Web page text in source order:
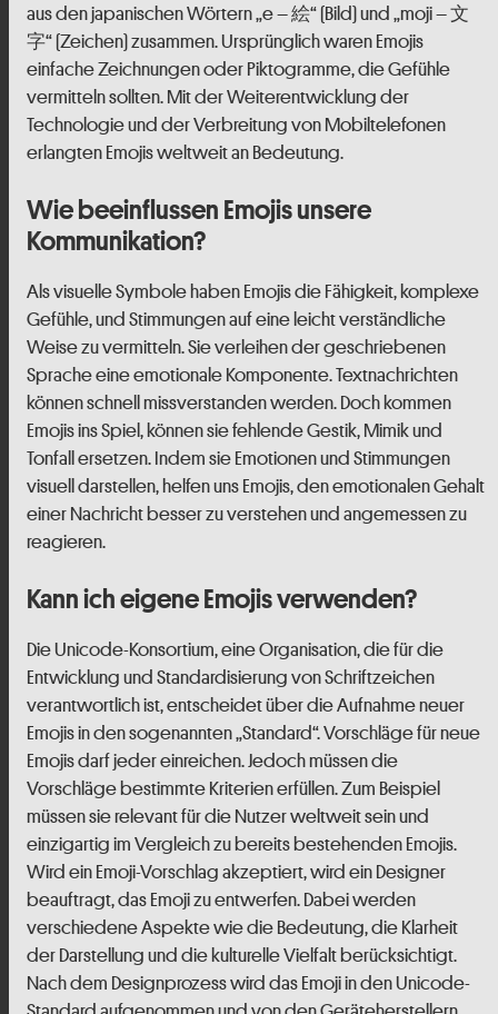
aus den japanischen Wörtern „e – 絵“ (Bild) und „moji – 文
字“ (Zeichen) zusammen. Ursprünglich waren Emojis
einfache Zeichnungen oder Piktogramme, die Gefühle
vermitteln sollten. Mit der Weiterentwicklung der
Technologie und der Verbreitung von Mobiltelefonen
erlangten Emojis weltweit an Bedeutung.
Wie beeinflussen Emojis unsere
Kommunikation?
Als visuelle Symbole haben Emojis die Fähigkeit, komplexe
Gefühle, und Stimmungen auf eine leicht verständliche
Weise zu vermitteln. Sie verleihen der geschriebenen
Sprache eine emotionale Komponente. Textnachrichten
können schnell missverstanden werden. Doch kommen
Emojis ins Spiel, können sie fehlende Gestik, Mimik und
Tonfall ersetzen. Indem sie Emotionen und Stimmungen
visuell darstellen, helfen uns Emojis, den emotionalen Gehalt
einer Nachricht besser zu verstehen und angemessen zu
reagieren.
Kann ich eigene Emojis verwenden?
Die Unicode-Konsortium, eine Organisation, die für die
Entwicklung und Standardisierung von Schriftzeichen
verantwortlich ist, entscheidet über die Aufnahme neuer
Emojis in den sogenannten „Standard“. Vorschläge für neue
Emojis darf jeder einreichen. Jedoch müssen die
Vorschläge bestimmte Kriterien erfüllen. Zum Beispiel
müssen sie relevant für die Nutzer weltweit sein und
einzigartig im Vergleich zu bereits bestehenden Emojis.
Wird ein Emoji-Vorschlag akzeptiert, wird ein Designer
beauftragt, das Emoji zu entwerfen. Dabei werden
verschiedene Aspekte wie die Bedeutung, die Klarheit
der Darstellung und die kulturelle Vielfalt berücksichtigt.
Nach dem Designprozess wird das Emoji in den Unicode-